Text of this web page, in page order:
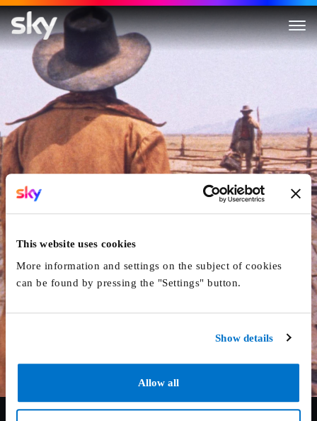
This website uses cookies
More information and settings on the subject of cookies
can be found by pressing the "Settings" button.
Show details
Allow all
Spiel Mir Das Lied Vom Tod